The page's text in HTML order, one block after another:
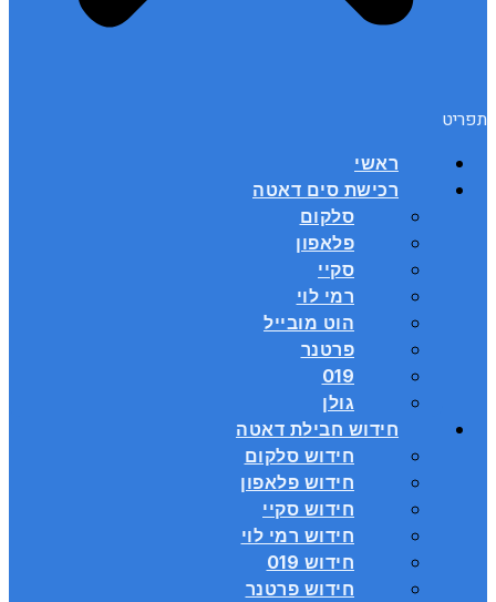
תפריט
ראשי
רכישת סים דאטה
סלקום
פלאפון
סקיי
רמי לוי
הוט מובייל
פרטנר
019
גולן
חידוש חבילת דאטה
חידוש סלקום
חידוש פלאפון
חידוש סקיי
חידוש רמי לוי
חידוש 019
חידוש פרטנר